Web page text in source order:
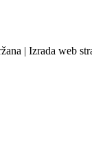
| Izrada web